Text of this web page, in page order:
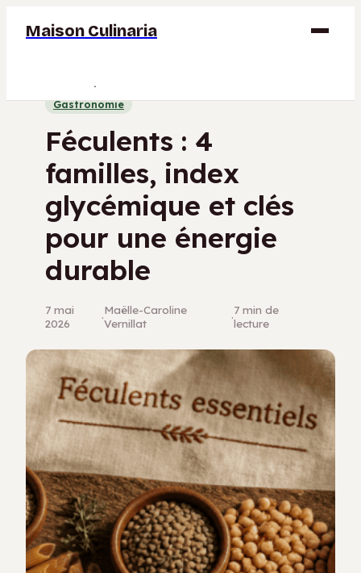
Maison Culinaria
Gastronomie
Bricolage
Gastronomie
Féculents : 4
familles, index
glycémique et clés
pour une énergie
durable
7 mai
2026
·Maëlle-Caroline
Vernillat
·7 min de
lecture